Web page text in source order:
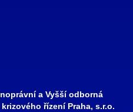
a Vyšší odborná
řízení Praha, s.r.o.